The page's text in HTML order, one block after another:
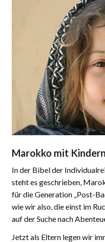
Marokko mit Kindern
In der Bibel der
steht es geschrieben,
für die Generation „Post-
wie wir also, die einst im
auf der Suche nach
Jetzt als Eltern legen wir